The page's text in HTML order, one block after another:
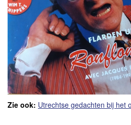
Zie ook: Utrechtse gedachten bij het